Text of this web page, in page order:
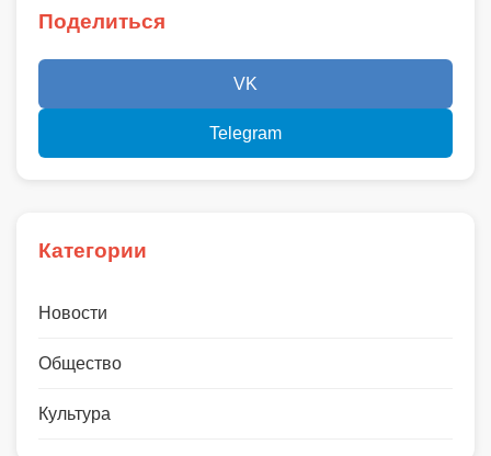
Поделиться
VK
Telegram
Категории
Новости
Общество
Культура